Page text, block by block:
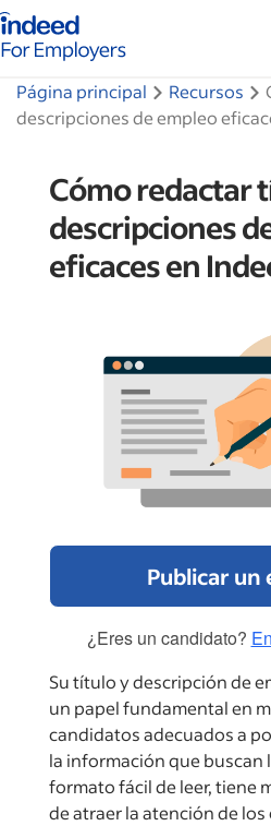
de inicio de Indeed: para
Página principal Recursos
descripciones de empleo
Cómo redactar
descripciones
eficaces en
Publicar un
¿Eres un candidato?
Su título y descripción de
un papel fundamental en
candidatos adecuados a
la información que buscan
formato fácil de leer, tiene
de atraer la atención de